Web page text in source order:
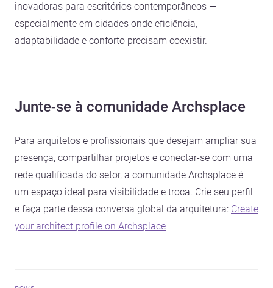
inovadoras para escritórios contemporâneos —
especialmente em cidades onde eficiência,
adaptabilidade e conforto precisam coexistir.
Junte-se à comunidade Archsplace
Para arquitetos e profissionais que desejam ampliar sua
presença, compartilhar projetos e conectar-se com uma
rede qualificada do setor, a comunidade Archsplace é
um espaço ideal para visibilidade e troca. Crie seu perfil
e faça parte dessa conversa global da arquitetura: Create
your architect profile on Archsplace